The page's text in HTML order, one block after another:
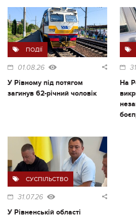
ПОДІЇ
01.08.26
У Рівному під потягом
загинув 62-річний чоловік
На
СУСПІЛЬСТВО
31.07.26
У Рівненській області